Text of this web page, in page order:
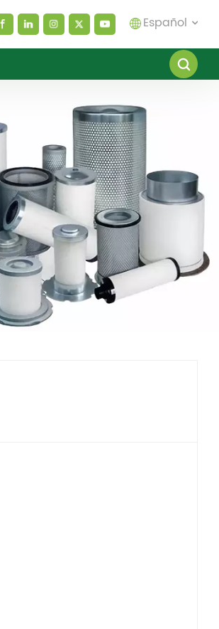
Español
English
español
العربية
русский
Melayu